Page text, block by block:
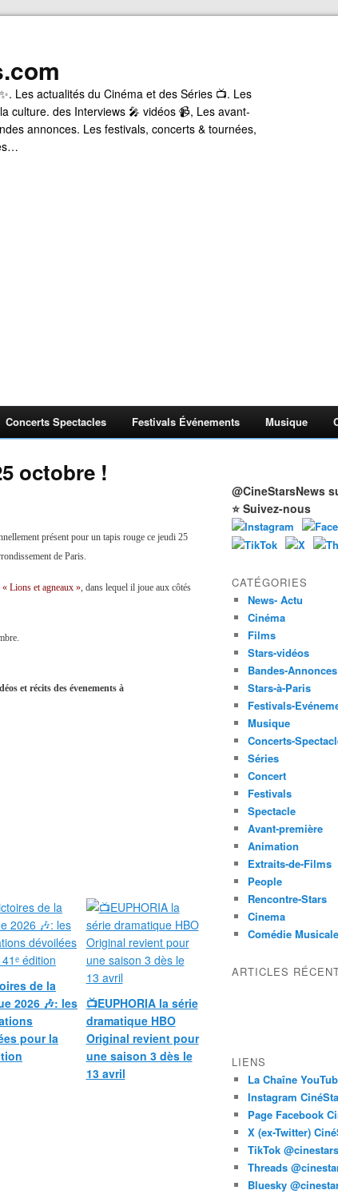
Les actualités du Cinéma et des Séries 📺. Les
culture. des Interviews 🎤 vidéos 📹, Les avant-
annonces. Les festivals, concerts & tournées,
Concerts Spectacles Festivals Événements Musique
octobre !
présent pour un tapis rouge ce jeudi 25
de Paris.
« Lions et agneaux », dans lequel il joue aux côtés
et récits des évenements à
de la
2026 🎶: les
pour la
📺EUPHORIA la série
dramatique HBO
Original revient pour
une saison 3 dès le
13 avril
@CineStarsNews
⭐ Suivez-nous
CATÉGORIES
News- Actu
Cinéma
Films
Stars-vidéos
Bandes-Annonces
Stars-à-Paris
Festivals-
Musique
Concerts-
Séries
Concert
Festivals
Spectacle
Avant-première
Animation
Extraits-de-Films
People
Rencontre-Stars
Cinema
Comédie Musicale
ARTICLES
LIENS
La Chaîne
Instagram
Page Facebook
X (ex-Twitter)
TikTok
Threads
Bluesky